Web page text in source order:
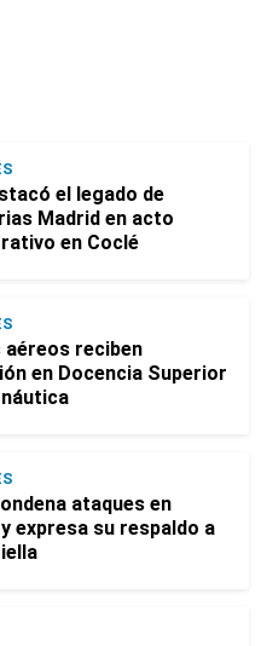
el legado de
Madrid en acto
en Coclé
reciben
en Docencia Superior
ataques en
expresa su respaldo a